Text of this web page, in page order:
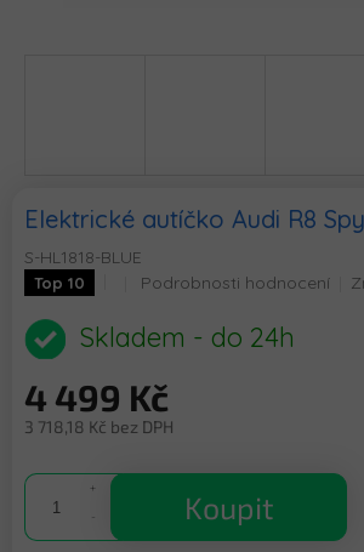
Elektrické autíčko Audi R8
S-HL1818-BLUE
Top 10
Průměrné
produktu
je
z
5
Podrobnosti hodnocení
Skladem - do 24h
4 499 Kč
3 718,18 Kč bez DPH
cena:
Koupit